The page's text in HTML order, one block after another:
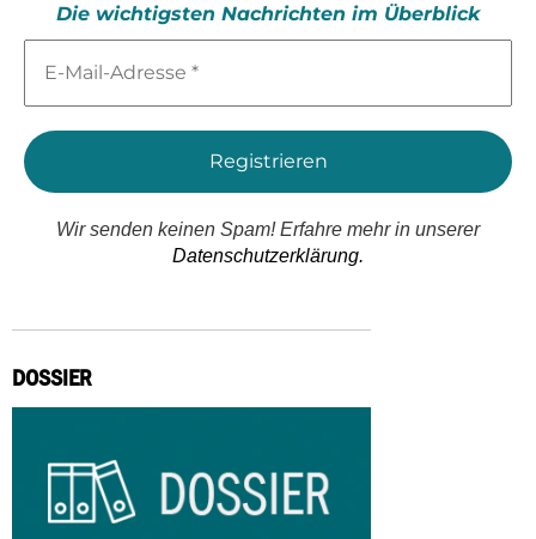
Die wichtigsten Nachrichten im Überblick
Mail-
*
Wir senden keinen Spam! Erfahre mehr in unserer
Datenschutzerklärung.
DOSSIER